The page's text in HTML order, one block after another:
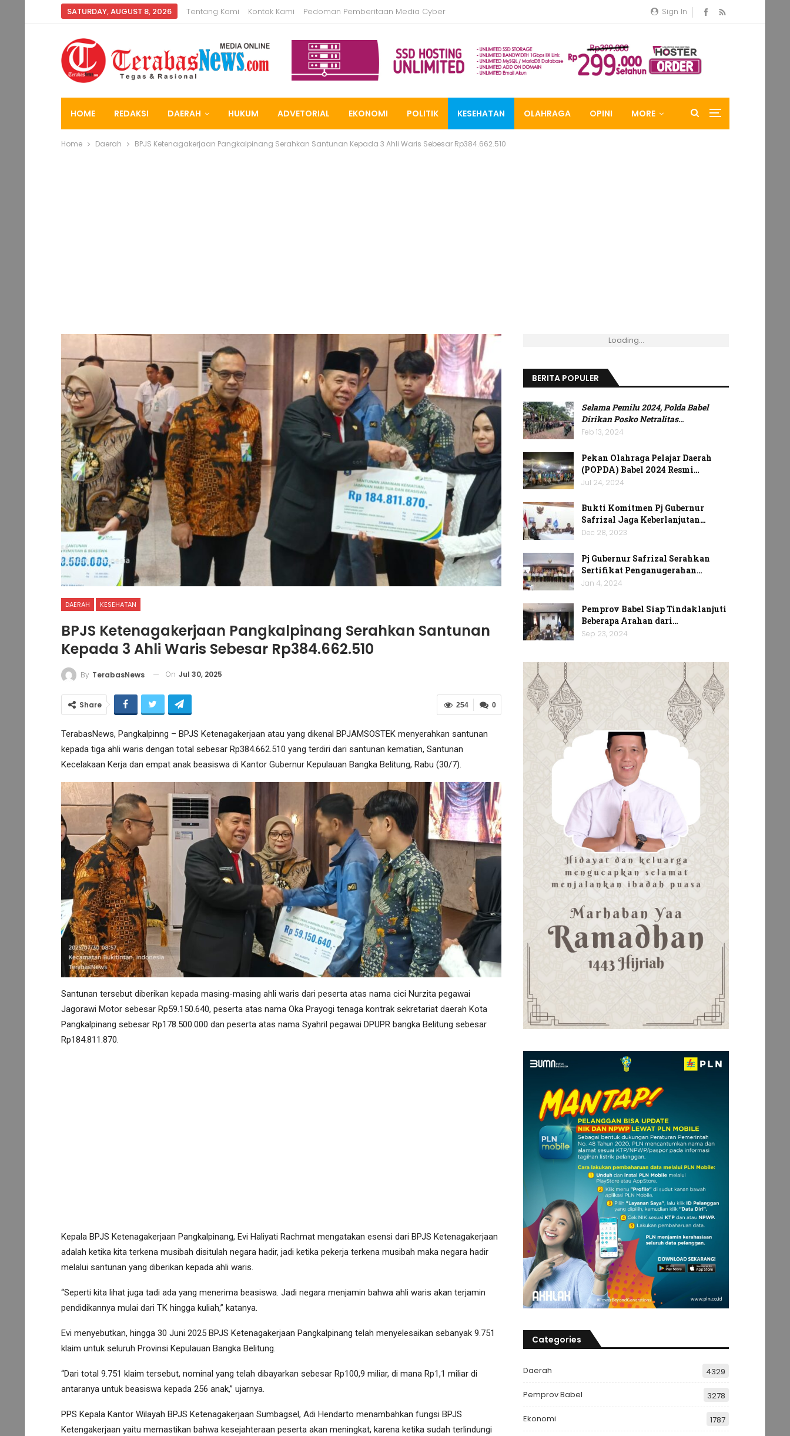
Sign In
SATURDAY, AUGUST 8, 2026 Tentang Kami Kontak Kami Pedoman Pemberitaan Media Cyber
HOME REDAKSI DAERAH HUKUM ADVETORIAL EKONOMI POLITIK KESEHATAN OLAHRAGA OPINI MORE
Home Daerah BPJS Ketenagakerjaan Pangkalpinang Serahkan Santunan Kepada 3 Ahli Waris Sebesar Rp384.662.510
DAERAH KESEHATAN
BPJS Ketenagakerjaan Pangkalpinang Serahkan Santunan
Kepada 3 Ahli Waris Sebesar Rp384.662.510
By TerabasNews On Jul 30, 2025
0
254
Share
TerabasNews, Pangkalpinng – BPJS Ketenagakerjaan atau yang dikenal BPJAMSOSTEK menyerahkan santunan
kepada tiga ahli waris dengan total sebesar Rp384.662.510 yang terdiri dari santunan kematian, Santunan
Kecelakaan Kerja dan empat anak beasiswa di Kantor Gubernur Kepulauan Bangka Belitung, Rabu (30/7).
Santunan tersebut diberikan kepada masing-masing ahli waris dari peserta atas nama cici Nurzita pegawai
Jagorawi Motor sebesar Rp59.150.640, peserta atas nama Oka Prayogi tenaga kontrak sekretariat daerah Kota
Pangkalpinang sebesar Rp178.500.000 dan peserta atas nama Syahril pegawai DPUPR bangka Belitung sebesar
Rp184.811.870.
Kepala BPJS Ketenagakerjaan Pangkalpinang, Evi Haliyati Rachmat mengatakan esensi dari BPJS Ketenagakerjaan
adalah ketika kita terkena musibah disitulah negara hadir, jadi ketika pekerja terkena musibah maka negara hadir
melalui santunan yang diberikan kepada ahli waris.
“Seperti kita lihat juga tadi ada yang menerima beasiswa. Jadi negara menjamin bahwa ahli waris akan terjamin
pendidikannya mulai dari TK hingga kuliah,” katanya.
Evi menyebutkan, hingga 30 Juni 2025 BPJS Ketenagakerjaan Pangkalpinang telah menyelesaikan sebanyak 9.751
klaim untuk seluruh Provinsi Kepulauan Bangka Belitung.
“Dari total 9.751 klaim tersebut, nominal yang telah dibayarkan sebesar Rp100,9 miliar, di mana Rp1,1 miliar di
antaranya untuk beasiswa kepada 256 anak,” ujarnya.
PPS Kepala Kantor Wilayah BPJS Ketenagakerjaan Sumbagsel, Adi Hendarto menambahkan fungsi BPJS
Ketengakerjaan yaitu memastikan bahwa kesejahteraan peserta akan meningkat, karena ketika sudah terlindungi
Loading...
BERITA POPULER
Selama Pemilu 2024, Polda Babel
Dirikan Posko Netralitas…
Feb 13, 2024
Pekan Olahraga Pelajar Daerah
(POPDA) Babel 2024 Resmi…
Jul 24, 2024
Bukti Komitmen Pj Gubernur
Safrizal Jaga Keberlanjutan…
Dec 28, 2023
Pj Gubernur Safrizal Serahkan
Sertifikat Penganugerahan…
Jan 4, 2024
Pemprov Babel Siap Tindaklanjuti
Beberapa Arahan dari…
Sep 23, 2024
Categories
Daerah 4329
Pemprov Babel 3278
Ekonomi 1787